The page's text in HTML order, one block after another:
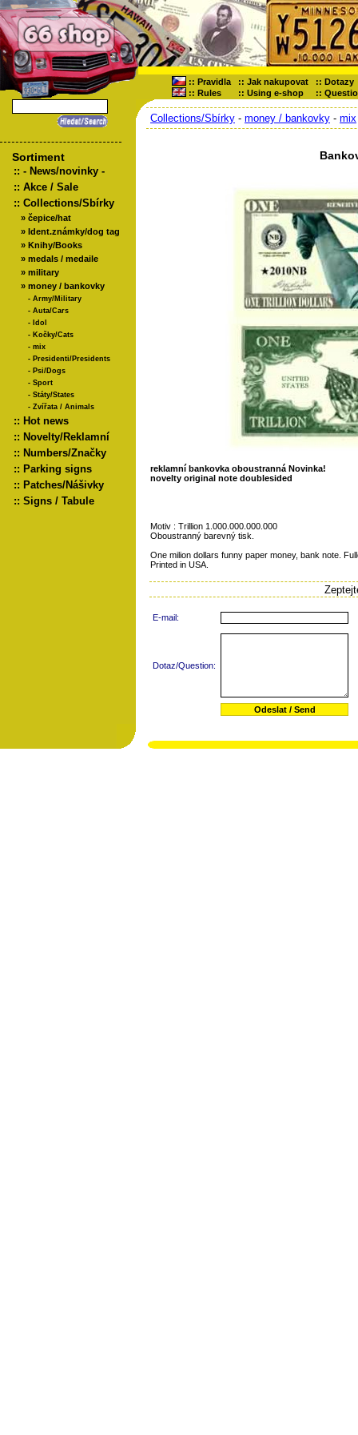
:: Pravidla :: Jak nakupovat :: Dotazy
:: Rules :: Using e-shop ::
Sortiment
:: - News/novinky -
:: Akce / Sale
:: Collections/Sbírky
» čepice/hat
» Ident.známky/dog tag
» Knihy/Books
» medals / medaile
» military
» money / bankovky
- Army/Military
- Auta/Cars
- Idol
- Kočky/Cats
- mix
- Presidenti/Presidents
- Psi/Dogs
- Sport
- Státy/States
- Zvířata / Animals
:: Hot news
:: Novelty/Reklamní
:: Numbers/Značky
:: Parking signs
:: Patches/Nášivky
:: Signs / Tabule
Collections/Sbírky - money / bankovky - mix
reklamní bankovka oboustranná Novinka!
novelty original note doublesided
Motiv : Trillion 1.000.000.000.000
Oboustranný barevný tisk.
One milion dollars funny paper money, bank note.
Printed in USA.
E-mail:
Dotaz/Question: